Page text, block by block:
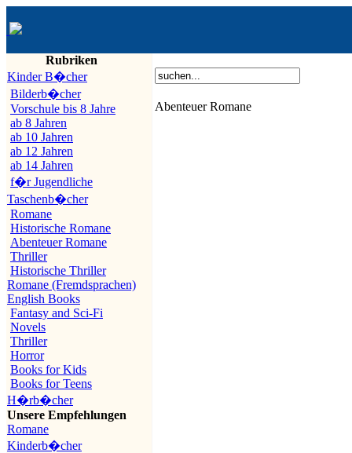
Rubriken
Kinder B�cher
Bilderb�cher
Vorschule bis 8 Jahre
ab 8 Jahren
ab 10 Jahren
ab 12 Jahren
ab 14 Jahren
f�r Jugendliche
Taschenb�cher
Romane
Historische Romane
Abenteuer Romane
Thriller
Historische Thriller
Romane (Fremdsprachen)
English Books
Fantasy and Sci-Fi
Novels
Thriller
Horror
Books for Kids
Books for Teens
H�rb�cher
Unsere Empfehlungen
Romane
Kinderb�cher
Abenteuer Romane